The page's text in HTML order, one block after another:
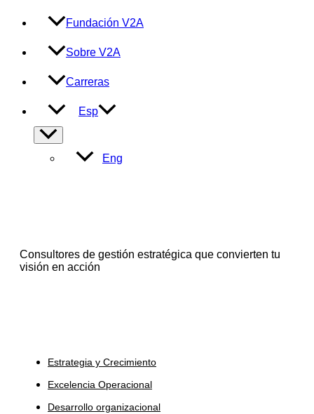
Fundación V2A
Sobre V2A
Carreras
Esp
Alternar
menú
Eng
Consultores de gestión estratégica que convierten tu
visión en acción
Estrategia y Crecimiento
Excelencia Operacional
Desarrollo organizacional